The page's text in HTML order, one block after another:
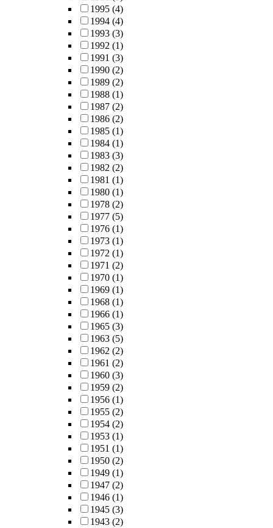
1995 (4)
1994 (4)
1993 (3)
1992 (1)
1991 (3)
1990 (2)
1989 (2)
1988 (1)
1987 (2)
1986 (2)
1985 (1)
1984 (1)
1983 (3)
1982 (2)
1981 (1)
1980 (1)
1978 (2)
1977 (5)
1976 (1)
1973 (1)
1972 (1)
1971 (2)
1970 (1)
1969 (1)
1968 (1)
1966 (1)
1965 (3)
1963 (5)
1962 (2)
1961 (2)
1960 (3)
1959 (2)
1956 (1)
1955 (2)
1954 (2)
1953 (1)
1951 (1)
1950 (2)
1949 (1)
1947 (2)
1946 (1)
1945 (3)
1943 (2)